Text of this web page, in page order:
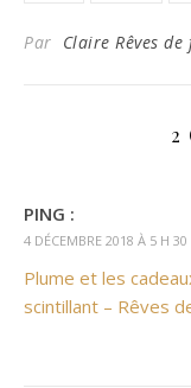
Par Claire Rêves
2
PING :
4 DÉCEMBRE 2018 À 5 H
Plume et les
scintillant – Rêves